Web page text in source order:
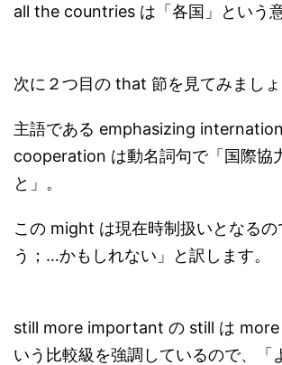
all the countries は「各国」という意
次に２つ目の that 節を見てみましょ
主語である emphasizing
cooperation は動名詞句で「国際協
と」。
この might は現在時制扱いとなる
う；…かもしれない」と訳します。
still more important の still は
いう比較級を強調しているので、「